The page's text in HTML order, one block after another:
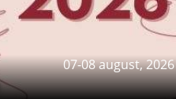
07-08 august, 2026